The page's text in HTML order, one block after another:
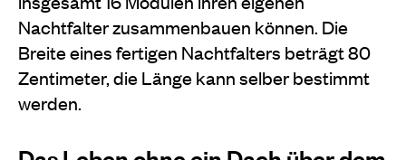
Nachtfalter zusammenbauen können. Die
Breite eines fertigen Nachtfalters beträgt 80
Zentimeter, die Länge kann selber bestimmt
werden.